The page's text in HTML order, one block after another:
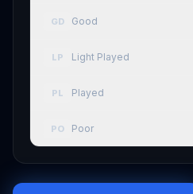
GD Good
LP Light Played
PL Played
PO Poor